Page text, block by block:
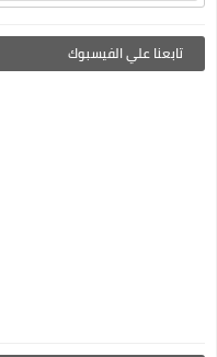
تابعنا علي الفيسبوك